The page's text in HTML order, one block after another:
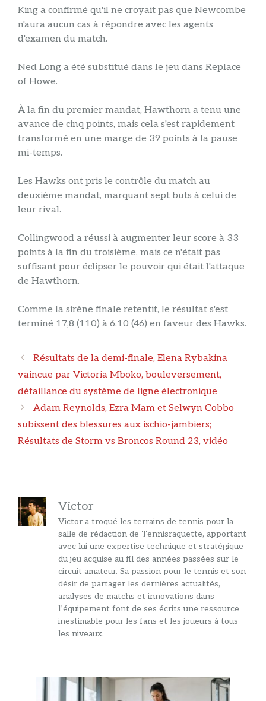
King a confirmé qu'il ne croyait pas que Newcombe
n'aura aucun cas à répondre avec les agents
d'examen du match.
Ned Long a été substitué dans le jeu dans Replace
of Howe.
À la fin du premier mandat, Hawthorn a tenu une
avance de cinq points, mais cela s'est rapidement
transformé en une marge de 39 points à la pause
mi-temps.
Les Hawks ont pris le contrôle du match au
deuxième mandat, marquant sept buts à celui de
leur rival.
Collingwood a réussi à augmenter leur score à 33
points à la fin du troisième, mais ce n'était pas
suffisant pour éclipser le pouvoir qui était l'attaque
de Hawthorn.
Comme la sirène finale retentit, le résultat s'est
terminé 17,8 (110) à 6.10 (46) en faveur des Hawks.
Navigation
des
Résultats de la demi-finale, Elena Rybakina
vaincue par Victoria Mboko, bouleversement,
défaillance du système de ligne électronique
Adam Reynolds, Ezra Mam et Selwyn Cobbo
subissent des blessures aux ischio-jambiers;
Résultats de Storm vs Broncos Round 23, vidéo
Victor
Victor a troqué les terrains de tennis pour la
salle de rédaction de Tennisraquette, apportant
avec lui une expertise technique et stratégique
du jeu acquise au fil des années passées sur le
circuit amateur. Sa passion pour le tennis et son
désir de partager les dernières actualités,
analyses de matchs et innovations dans
l’équipement font de ses écrits une ressource
inestimable pour les fans et les joueurs à tous
les niveaux.